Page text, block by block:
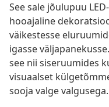
See sale jõulupuu
hooajaline
väikestesse
igasse
see nii siseruumides
visuaalset
sooja valge valgusega.